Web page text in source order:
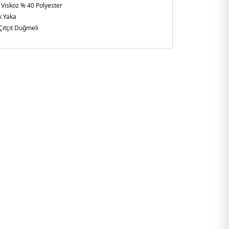
% 40 Polyester
Yaka
Düğmeli